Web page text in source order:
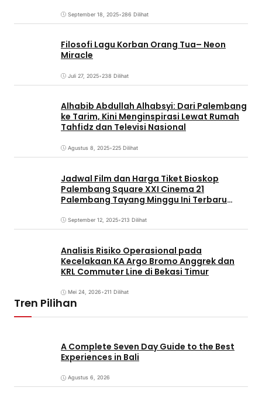
September 18, 2025•286 Dilihat
Filosofi Lagu Korban Orang Tua– Neon
Miracle
Juli 27, 2025•238 Dilihat
Alhabib Abdullah Alhabsyi: Dari Palembang
ke Tarim, Kini Menginspirasi Lewat Rumah
Tahfidz dan Televisi Nasional
Agustus 8, 2025•225 Dilihat
Jadwal Film dan Harga Tiket Bioskop
Palembang Square XXI Cinema 21
Palembang Tayang Minggu Ini Terbaru
September 12, 2025•213 Dilihat
Analisis Risiko Operasional pada
Kecelakaan KA Argo Bromo Anggrek dan
KRL Commuter Line di Bekasi Timur
Mei 24, 2026•211 Dilihat
Tren Pilihan
A Complete Seven Day Guide to the Best
Experiences in Bali
Agustus 6, 2026